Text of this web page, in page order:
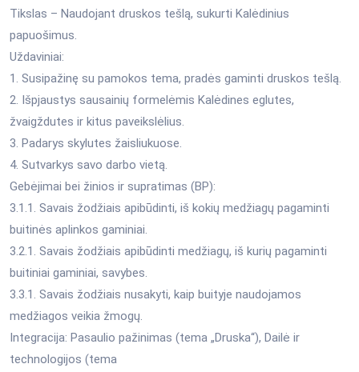
Tikslas – Naudojant druskos tešlą, sukurti Kalėdinius
papuošimus.
Uždaviniai:
1. Susipažinę su pamokos tema, pradės gaminti druskos tešlą.
2. Išpjaustys sausainių formelėmis Kalėdines eglutes,
žvaigždutes ir kitus paveikslėlius.
3. Padarys skylutes žaisliukuose.
4. Sutvarkys savo darbo vietą.
Gebėjimai bei žinios ir supratimas (BP):
3.1.1. Savais žodžiais apibūdinti, iš kokių medžiagų pagaminti
buitinės aplinkos gaminiai.
3.2.1. Savais žodžiais apibūdinti medžiagų, iš kurių pagaminti
buitiniai gaminiai, savybes.
3.3.1. Savais žodžiais nusakyti, kaip buityje naudojamos
medžiagos veikia žmogų.
Integracija: Pasaulio pažinimas (tema „Druska“), Dailė ir
technologijos (tema